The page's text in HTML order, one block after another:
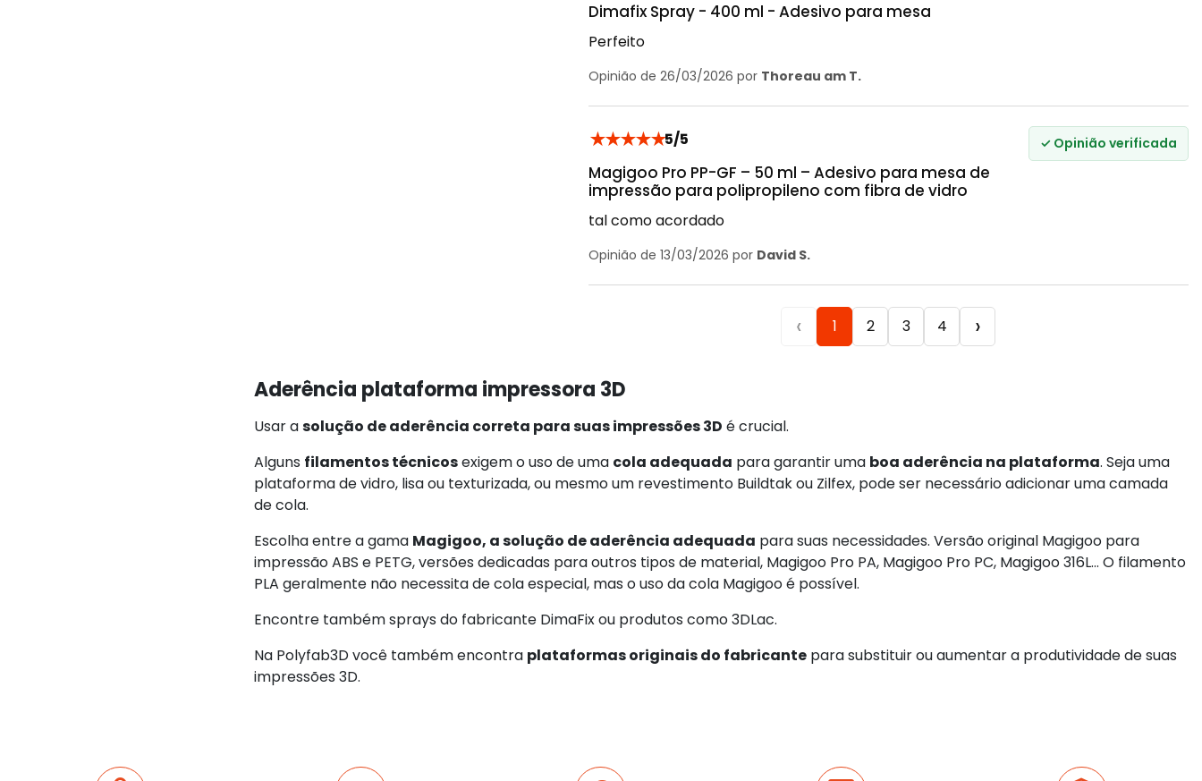
Dimafix Spray - 400 ml - Adesivo para mesa
Perfeito
Opinião de 26/03/2026 por Thoreau am T.
★★★★★5/5
Magigoo Pro PP-GF – 50 ml – Adesivo para mesa de
impressão para polipropileno com fibra de vidro
✓ Opinião verificada
tal como acordado
Opinião de 13/03/2026 por David S.
‹ 1 2 3 4 ›
Aderência plataforma impressora 3D
Usar asolução de aderência correta para suas impressões 3D é crucial.
Alguns filamentos técnicosexigem o uso de uma cola adequada para garantir uma boa aderência na plataforma. Seja uma
plataforma de vidro, lisa ou texturizada, ou mesmo um revestimento Buildtak ou Zilfex, pode ser necessário adicionar uma camada
de cola.
Escolha entre a gama Magigoo, a solução de aderência adequada para suas necessidades. Versão original Magigoo para
impressão ABS e PETG, versões dedicadas para outros tipos de material, Magigoo Pro PA, Magigoo Pro PC, Magigoo 316L... O filamento
PLA geralmente não necessita de cola especial, mas o uso da cola Magigoo é possível.
Encontre também sprays do fabricante DimaFix ou produtos como 3DLac.
Na Polyfab3D você também encontra plataformas originais do fabricantepara substituir ou aumentar a produtividade de suas
impressões 3D.